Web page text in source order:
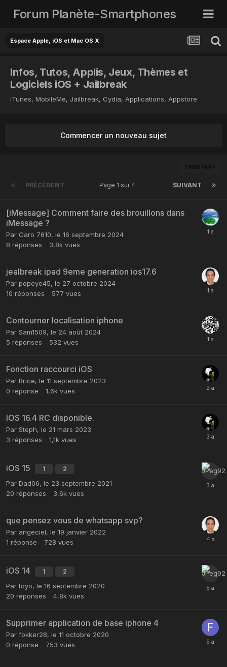
Forum Planète-Smartphones
Espace Apple, iOS et Mac OS X
Infos, Tutos, Applis, Jeux, Thèmes et
Logiciels iOS + Jailbreak
iTunes, MobileMe, Jailbreak, Cydia, Applications, Appstore.
Commencer un nouveau sujet
TRIER PAR
PRÉCÉDENT SUIVANT
Page 1 sur 4
[iMessage] Comment faire des brouillons dans
iMessage ?
Par Caro 7610, le 16 septembre 2024
8 réponses 3,8k vues
jealbreak ipad 9eme generation ios17.6
Par popeye45, le 27 octobre 2024
10 réponses 577 vues
Contourner localisation iphone
Par Sam1509, le 24 août 2024
5 réponses 532 vues
Fonction raccourci iOS
Par Brice, le 11 septembre 2023
0 réponse 1,6k vues
IOS 16.4 RC disponible.
Par Steph, le 21 mars 2023
3 réponses 1,1k vues
iOS 15 1 2
Par Dad06, le 23 septembre 2021
20 réponses 3,6k vues
que pensez vous de whatsapp svp?
Par angeciel, le 19 janvier 2022
1 réponse 728 vues
iOS 14 1 2
Partoyo, le 16 septembre 2020
20 réponses 4,8k vues
Supprimer application de base iphone 4
Par fokker28, le 11 octobre 2020
0 réponse 753 vues